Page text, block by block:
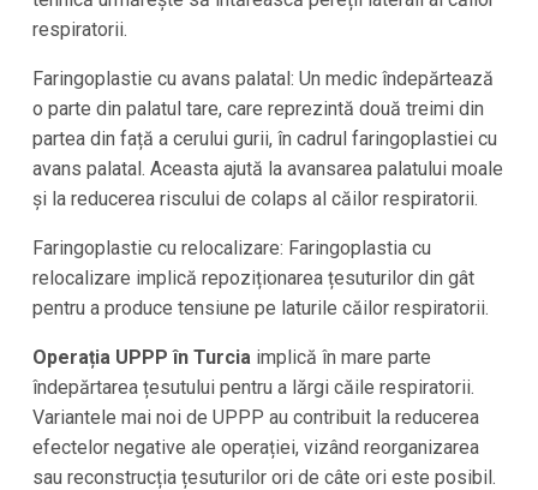
respiratorii.
Faringoplastie cu avans palatal: Un medic îndepărtează
o parte din palatul tare, care reprezintă două treimi din
partea din față a cerului gurii, în cadrul faringoplastiei cu
avans palatal. Aceasta ajută la avansarea palatului moale
și la reducerea riscului de colaps al căilor respiratorii.
Faringoplastie cu relocalizare: Faringoplastia cu
relocalizare implică repoziționarea țesuturilor din gât
pentru a produce tensiune pe laturile căilor respiratorii.
Operația UPPP în Turcia implică în mare parte
îndepărtarea țesutului pentru a lărgi căile respiratorii.
Variantele mai noi de UPPP au contribuit la reducerea
efectelor negative ale operației, vizând reorganizarea
sau reconstrucția țesuturilor ori de câte ori este posibil.